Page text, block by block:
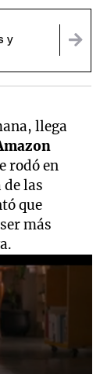
y
llega
rodó en
las
que
más